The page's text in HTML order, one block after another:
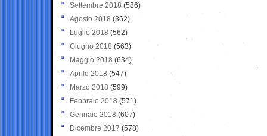
Settembre 2018 (586)
Agosto 2018 (362)
Luglio 2018 (562)
Giugno 2018 (563)
Maggio 2018 (634)
Aprile 2018 (547)
Marzo 2018 (599)
Febbraio 2018 (571)
Gennaio 2018 (607)
Dicembre 2017 (578)